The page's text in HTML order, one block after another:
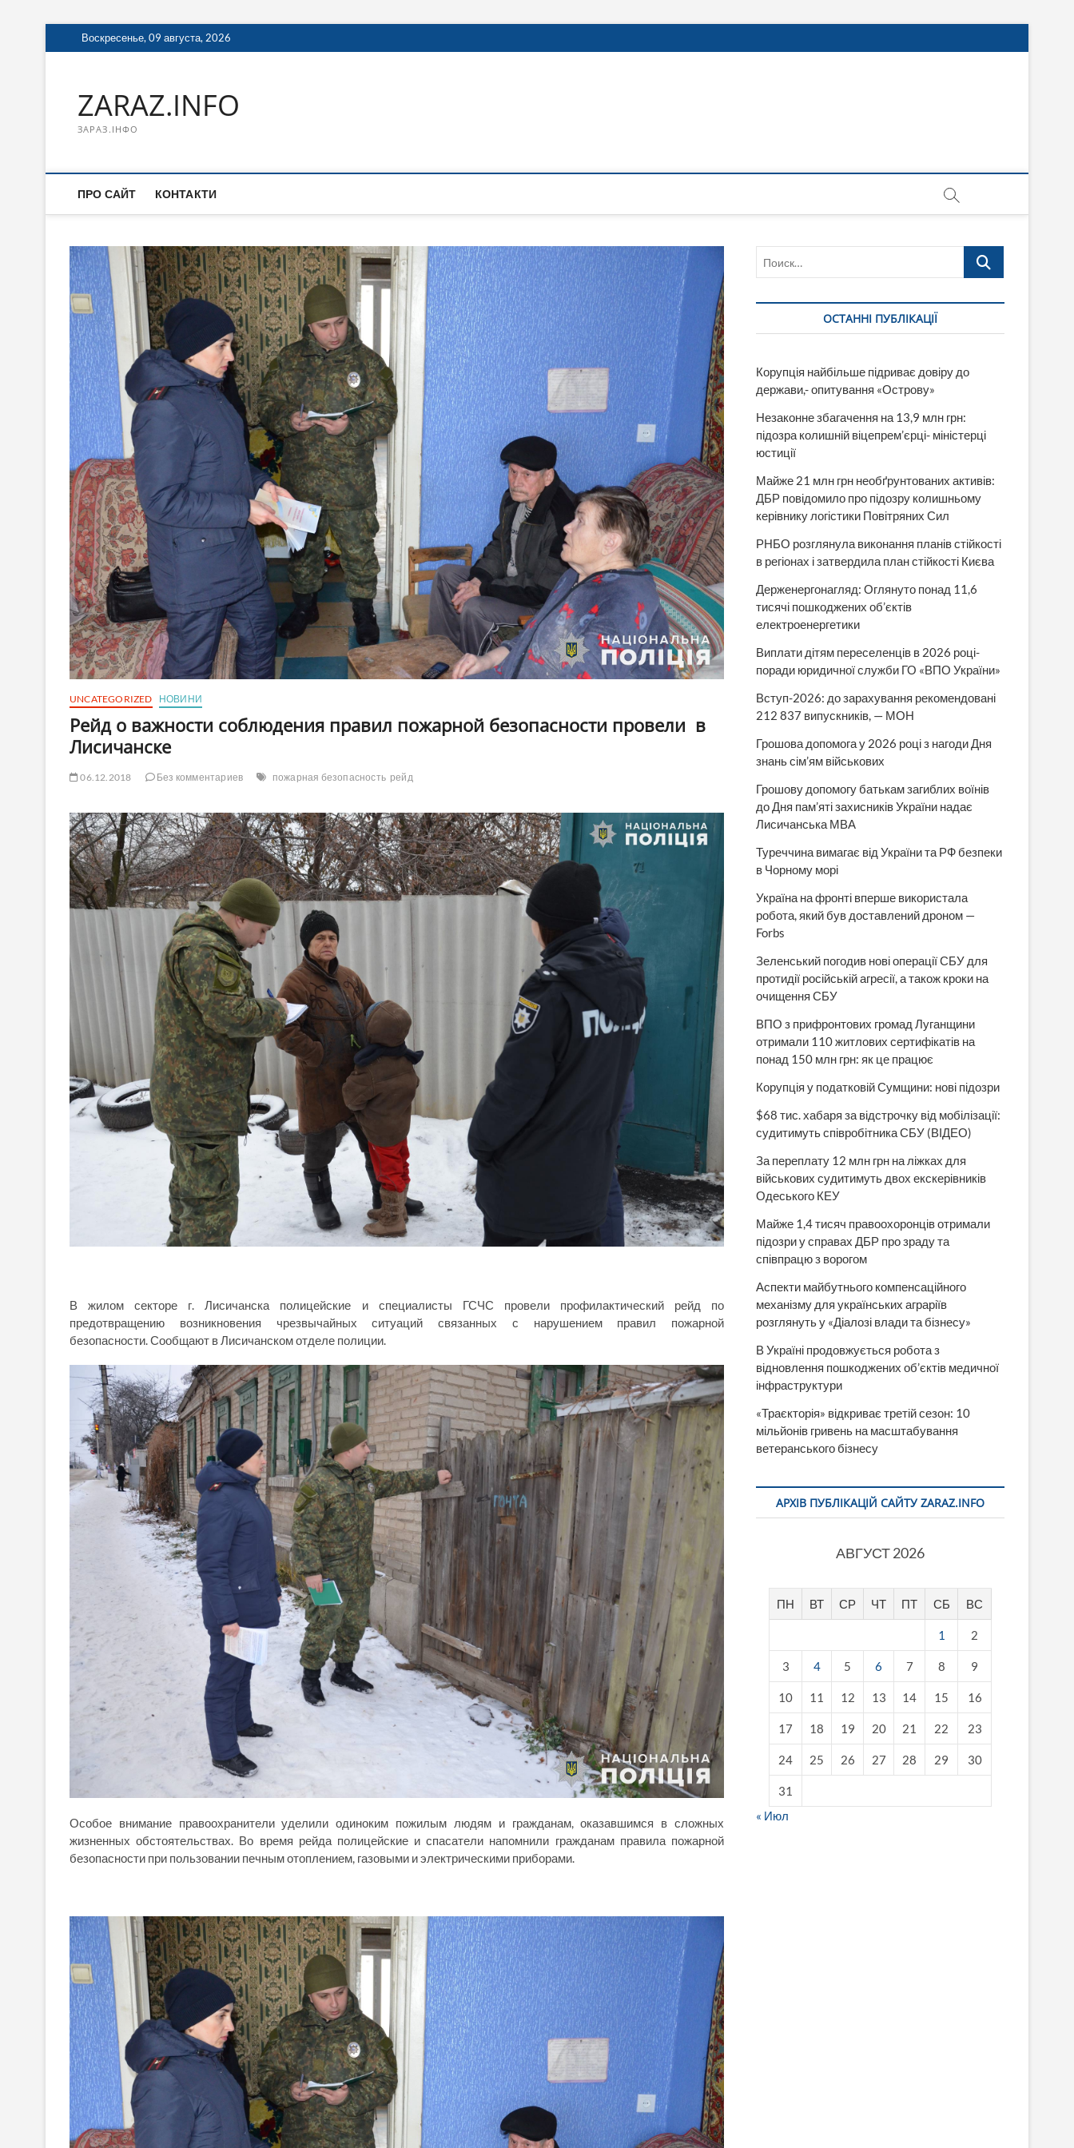
Перейти
к
Воскресенье, 09 августа, 2026
ZARAZ.INFO
ЗАРАЗ.ІНФО
ПРО САЙТ КОНТАКТИ
UNCATEGORIZED НОВИНИ
Рейд о важности соблюдения правил пожарной безопасности провели в
Лисичанске
06.12.2018 Без комментариев пожарная безопасность рейд
В жилом секторе г. Лисичанска полицейские и специалисты ГСЧС провели профилактический рейд по
предотвращению возникновения чрезвычайных ситуаций связанных с нарушением правил пожарной
безопасности. Сообщают в Лисичанском отделе полиции.
Особое внимание правоохранители уделили одиноким пожилым людям и гражданам, оказавшимся в сложных
жизненных обстоятельствах. Во время рейда полицейские и спасатели напомнили гражданам правила пожарной
безопасности при пользовании печным отоплением, газовыми и электрическими приборами.
Поиск…
ОСТАННІ ПУБЛІКАЦІЇ
Корупція найбільше підриває довіру до
держави,- опитування «Острову»
Незаконне збагачення на 13,9 млн грн:
підозра колишній віцепрем’єрці- міністерці
юстиції
Майже 21 млн грн необґрунтованих активів:
ДБР повідомило про підозру колишньому
керівнику логістики Повітряних Сил
РНБО розглянула виконання планів стійкості
в регіонах і затвердила план стійкості Києва
Держенергонагляд: Оглянуто понад 11,6
тисячі пошкоджених об’єктів
електроенергетики
Виплати дітям переселенців в 2026 році-
поради юридичної служби ГО «ВПО України»
Вступ-2026: до зарахування рекомендовані
212 837 випускників, — МОН
Грошова допомога у 2026 році з нагоди Дня
знань сім’ям військових
Грошову допомогу батькам загиблих воїнів
до Дня пам’яті захисників України надає
Лисичанська МВА
Туреччина вимагає від України та РФ безпеки
в Чорному морі
Україна на фронті вперше використала
робота, який був доставлений дроном —
Forbs
Зеленський погодив нові операції СБУ для
протидії російській агресії, а також кроки на
очищення СБУ
ВПО з прифронтових громад Луганщини
отримали 110 житлових сертифікатів на
понад 150 млн грн: як це працює
Корупція у податковій Сумщини: нові підозри
$68 тис. хабаря за відстрочку від мобілізації:
судитимуть співробітника СБУ (ВІДЕО)
За переплату 12 млн грн на ліжках для
військових судитимуть двох екскерівників
Одеського КЕУ
Майже 1,4 тисяч правоохоронців отримали
підозри у справах ДБР про зраду та
співпрацю з ворогом
Аспекти майбутнього компенсаційного
механізму для українських аграріїв
розглянуть у «Діалозі влади та бізнесу»
В Україні продовжується робота з
відновлення пошкоджених об’єктів медичної
інфраструктури
«Траєкторія» відкриває третій сезон: 10
мільйонів гривень на масштабування
ветеранського бізнесу
АРХІВ ПУБЛІКАЦІЙ САЙТУ ZARAZ.INFO
АВГУСТ 2026
ПН ВТ СР ЧТ ПТ СБ ВС
1 2
3 4 5 6 7 8 9
10 11 12 13 14 15 16
17 18 19 20 21 22 23
24 25 26 27 28 29 30
31
« Июл